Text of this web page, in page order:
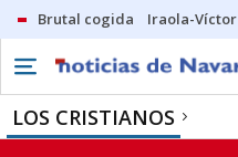
Brutal cogida Iraola-Víctor
LOS CRISTIANOS